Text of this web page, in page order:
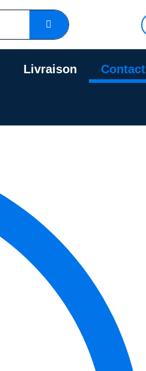
Livraison Contact